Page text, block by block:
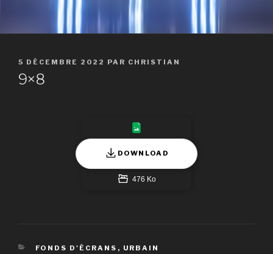
PUBLIÉ
LE
5 DÉCEMBRE 2022 PAR CHRISTIAN
9×8
DOWNLOAD
476 Ko
CATÉGORIES
FONDS D'ÉCRANS , URBAIN